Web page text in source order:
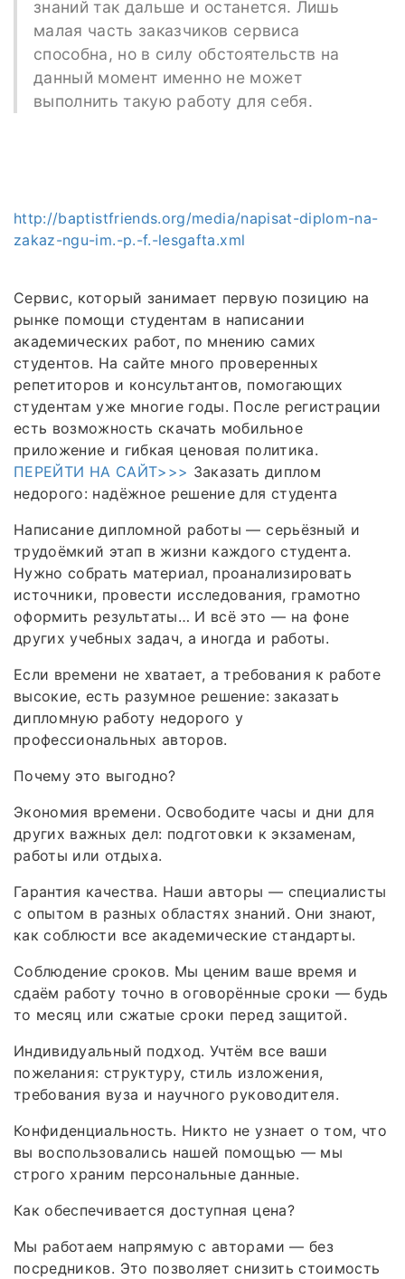
знаний так дальше и останется. Лишь
малая часть заказчиков сервиса
способна, но в силу обстоятельств на
данный момент именно не может
выполнить такую работу для себя.
http://baptistfriends.org/media/napisat-diplom-na-
zakaz-ngu-im.-p.-f.-lesgafta.xml
Сервис, который занимает первую позицию на
рынке помощи студентам в написании
академических работ, по мнению самих
студентов. На сайте много проверенных
репетиторов и консультантов, помогающих
студентам уже многие годы. После регистрации
есть возможность скачать мобильное
приложение и гибкая ценовая политика.
ПЕРЕЙТИ НА САЙТ>>> Заказать диплом
недорого: надёжное решение для студента
Написание дипломной работы — серьёзный и
трудоёмкий этап в жизни каждого студента.
Нужно собрать материал, проанализировать
источники, провести исследования, грамотно
оформить результаты… И всё это — на фоне
других учебных задач, а иногда и работы.
Если времени не хватает, а требования к работе
высокие, есть разумное решение: заказать
дипломную работу недорого у
профессиональных авторов.
Почему это выгодно?
Экономия времени. Освободите часы и дни для
других важных дел: подготовки к экзаменам,
работы или отдыха.
Гарантия качества. Наши авторы — специалисты
с опытом в разных областях знаний. Они знают,
как соблюсти все академические стандарты.
Соблюдение сроков. Мы ценим ваше время и
сдаём работу точно в оговорённые сроки — будь
то месяц или сжатые сроки перед защитой.
Индивидуальный подход. Учтём все ваши
пожелания: структуру, стиль изложения,
требования вуза и научного руководителя.
Конфиденциальность. Никто не узнает о том, что
вы воспользовались нашей помощью — мы
строго храним персональные данные.
Как обеспечивается доступная цена?
Мы работаем напрямую с авторами — без
посредников. Это позволяет снизить стоимость